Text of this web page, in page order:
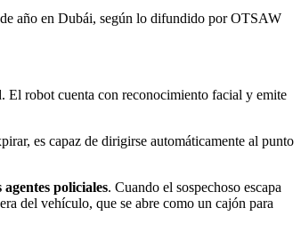
año en Dubái, según lo difundido por OTSAW
El robot cuenta con reconocimiento facial y emite
es capaz de dirigirse automáticamente al punto
agentes policiales. Cuando el sospechoso escapa
del vehículo, que se abre como un cajón para